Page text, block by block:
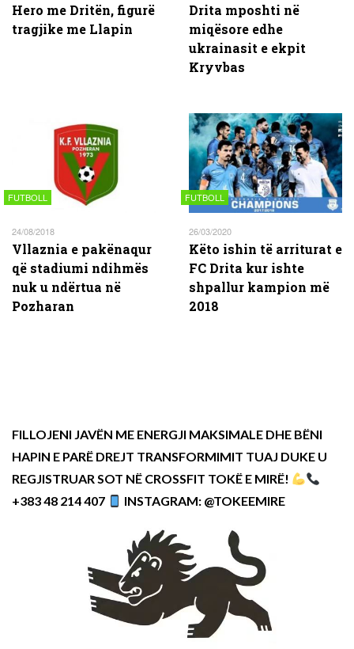
Hero me Dritën, figurë
tragjike me Llapin
Drita mposhti në
miqësore edhe
ukrainasit e ekpit
Kryvbas
FUTBOLL
24/08/2018
Vllaznia e pakënaqur
që stadiumi ndihmës
nuk u ndërtua në
Pozharan
FUTBOLL
26/03/2020
Këto ishin të arriturat e
FC Drita kur ishte
shpallur kampion më
2018
FILLOJENI JAVËN ME ENERGJI MAKSIMALE DHE BËNI
HAPIN E PARË DREJT TRANSFORMIMIT TUAJ DUKE U
REGJISTRUAR SOT NË CROSSFIT TOKË E MIRË!
+383 48 214 407
INSTAGRAM: @TOKEEMIRE